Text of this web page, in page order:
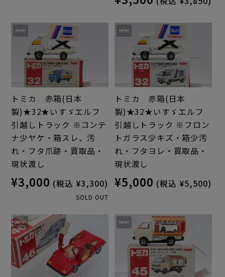
トミカ 赤箱(日本
製)★32★いすゞエルフ
引越しトラック ※コンテ
ナ少ヤケ・箱スレ、汚
れ・フタ爪跡・買取品・
現状渡し
¥3,000 (税込 ¥3,300)
SOLD OUT
トミカ 赤箱(日本
製)★32★いすゞエルフ
引越しトラック ※フロン
トガラス少キズ・箱少汚
れ・フタヨレ・買取品・
現状渡し
¥5,000 (税込 ¥5,500)